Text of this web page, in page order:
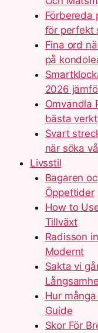
Förbereda
för perfekt
Fina ord
på
2026
Omvandla
bästa
Svart
när söka
Livsstil
Bagaren
Öppettider
How to
Tillväxt
Radisson
Modernt
Sakta vi
Hur
Guide
Skor För